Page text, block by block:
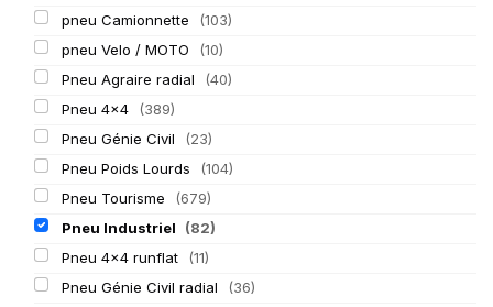
pneu Camionnette
(103)
pneu Velo / MOTO
(10)
Pneu Agraire radial
(40)
Pneu 4x4
(389)
Pneu Génie Civil
(23)
Pneu Poids Lourds
(104)
Pneu Tourisme
(679)
Pneu Industriel
(82)
Pneu 4x4 runflat
(11)
Pneu Génie Civil radial
(36)